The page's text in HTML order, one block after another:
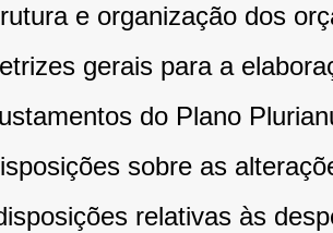
e organização dos
gerais para a
do Plano
sobre as
relativas às